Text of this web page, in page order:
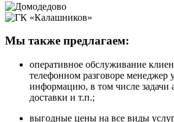
Мы также предлагаем:
оперативное обслуживание
телефонном разговоре менеджер
информацию, в том числе
доставки и т.п.;
выгодные цены на все виды